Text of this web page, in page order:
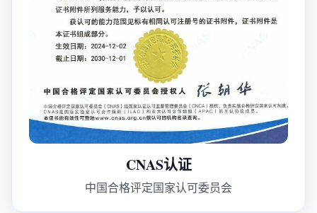
CNAS认证
中国合格评定国家认可委员会